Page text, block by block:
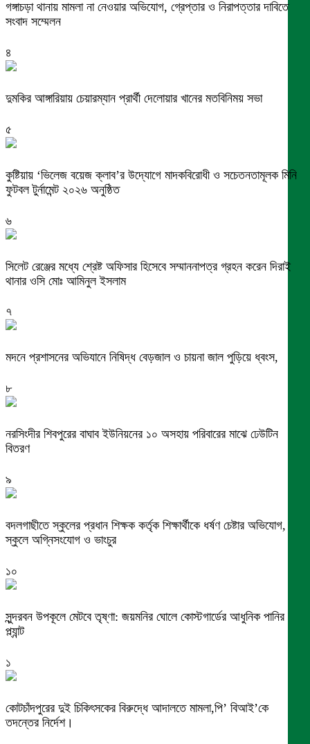
গঙ্গাচড়া থানায় মামলা না নেওয়ার অভিযোগ, গ্রেপ্তার ও নিরাপত্তার দাবিতে
সংবাদ সম্মেলন
৪
দুমকির আঙ্গারিয়ায় চেয়ারম্যান প্রার্থী দেলোয়ার খানের মতবিনিময় সভা
৫
কুষ্টিয়ায় ‘ভিলেজ বয়েজ ক্লাব’র উদ্যোগে মাদকবিরোধী ও সচেতনতামূলক মিনি
ফুটবল টুর্নামেন্ট ২০২৬ অনুষ্ঠিত
৬
সিলেট রেঞ্জের মধ্যে শ্রেষ্ট অফিসার হিসেবে সম্মাননাপত্র গ্রহন করেন দিরাই
থানার ওসি মোঃ আমিনুল ইসলাম
৭
মদনে প্রশাসনের অভিযানে নিষিদ্ধ বেড়জাল ও চায়না জাল পুড়িয়ে ধ্বংস,
৮
নরসিংদীর শিবপুরের বাঘাব ইউনিয়নের ১০ অসহায় পরিবারের মাঝে ঢেউটিন
বিতরণ
৯
বদলগাছীতে স্কুলের প্রধান শিক্ষক কর্তৃক শিক্ষার্থীকে ধর্ষণ চেষ্টার অভিযোগ,
স্কুলে অগ্নিসংযোগ ও ভাংচুর
১০
সুন্দরবন উপকূলে মেটবে তৃষ্ণা: জয়মনির ঘোলে কোস্টগার্ডের আধুনিক পানির
প্ল্যান্ট
১
কোটচাঁদপুরের দুই চিকিৎসকের বিরুদ্ধে আদালতে মামলা,পি’ বিআই’কে
তদন্তের নির্দেশ।